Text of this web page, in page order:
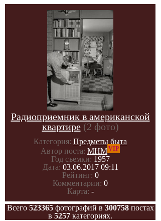
Радиоприемник в американской
квартире (2 фото)
Категория: Предметы быта
Автор поста: МНМVIP
Год съемки: 1957
Дата: 03.06.2017 09:11
Рейтинг: 0
Комментарии: 0
Карта: -
Всего 523365фотографий в 300758постах
в 5257 категориях.